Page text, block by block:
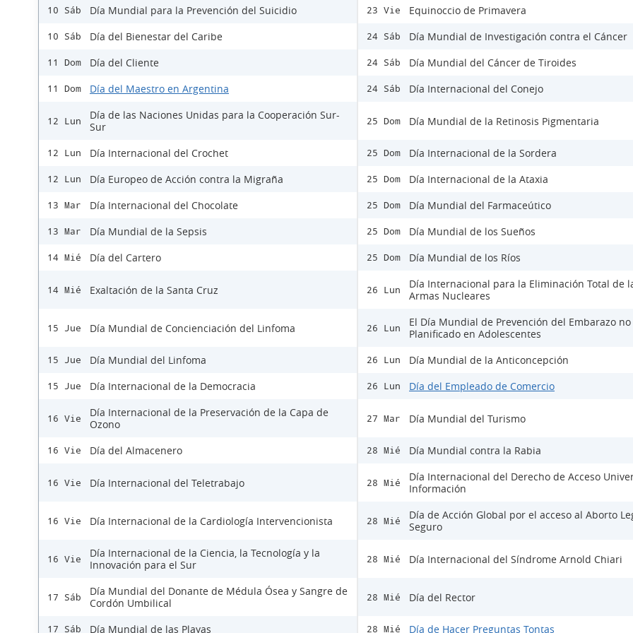
10 Sáb Día Mundial para la Prevención del Suicidio
10 Sáb Día del Bienestar del Caribe
11 Dom Día del Cliente
11 Dom Día del Maestro en Argentina
12 Lun
Día de las Naciones Unidas para la Cooperación Sur-
Sur
12 Lun Día Internacional del Crochet
12 Lun Día Europeo de Acción contra la Migraña
13 Mar Día Internacional del Chocolate
13 Mar Día Mundial de la Sepsis
14 Mié Día del Cartero
14 Mié Exaltación de la Santa Cruz
15 Jue Día Mundial de Concienciación del Linfoma
15 Jue Día Mundial del Linfoma
15 Jue Día Internacional de la Democracia
16 Vie
Día Internacional de la Preservación de la Capa de
Ozono
16 Vie Día del Almacenero
16 Vie Día Internacional del Teletrabajo
16 Vie Día Internacional de la Cardiología Intervencionista
16 Vie
Día Internacional de la Ciencia, la Tecnología y la
Innovación para el Sur
17 Sáb
Día Mundial del Donante de Médula Ósea y Sangre de
Cordón Umbilical
17 Sáb Día Mundial de las Playas
23 Vie Equinoccio de Primavera
24 Sáb Día Mundial de Investigación contra el Cáncer
24 Sáb Día Mundial del Cáncer de Tiroides
24 Sáb Día Internacional del Conejo
25 Dom Día Mundial de la Retinosis Pigmentaria
25 Dom Día Internacional de la Sordera
25 Dom Día Internacional de la Ataxia
25 Dom Día Mundial del Farmaceútico
25 Dom Día Mundial de los Sueños
25 Dom Día Mundial de los Ríos
26 Lun
Día Internacional para la Eliminación Total de
Armas Nucleares
26 Lun
El Día Mundial de Prevención del Embarazo no
Planificado en Adolescentes
26 Lun Día Mundial de la Anticoncepción
26 Lun Día del Empleado de Comercio
27 Mar Día Mundial del Turismo
28 Mié Día Mundial contra la Rabia
28 Mié
Día Internacional del Derecho de Acceso
Información
28 Mié
Día de Acción Global por el acceso al Aborto
Seguro
28 Mié Día Internacional del Síndrome Arnold Chiari
28 Mié Día del Rector
28 Mié Día de Hacer Preguntas Tontas